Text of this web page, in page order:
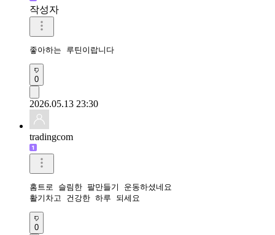
작성자
좋아하는 루틴이랍니다
0
2026.05.13 23:30
tradingcom
홈트로 슬림한 팔만들기 운동하셨네요
활기차고 건강한 하루 되세요
0